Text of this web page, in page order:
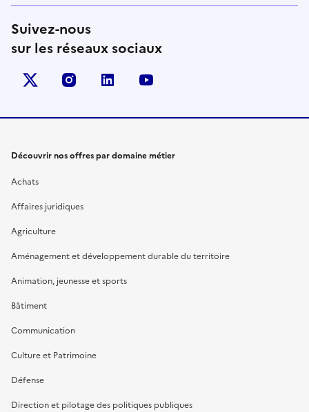
Suivez-nous
sur les réseaux sociaux
X (anciennement Twitter)
instagramlinkedin
Découvrir nos offres par domaine métier
Achats
Affaires juridiques
Agriculture
Aménagement et développement durable du territoire
Animation, jeunesse et sports
Bâtiment
Communication
Culture et Patrimoine
Défense
Direction et pilotage des politiques publiques